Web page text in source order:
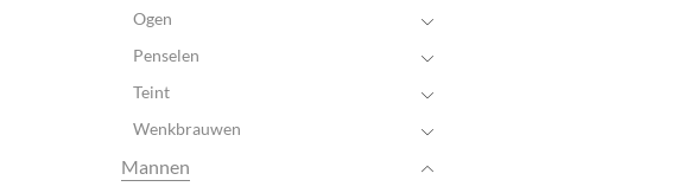
Ogen
Penselen
Teint
Wenkbrauwen
Mannen